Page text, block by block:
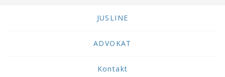
JUSLINE
ADVOKAT
Kontakt